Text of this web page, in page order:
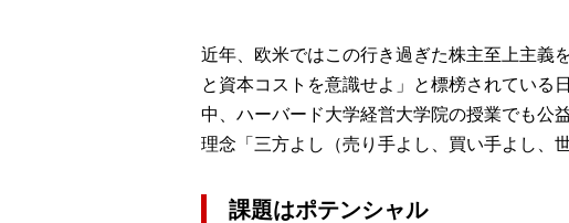
近年、欧米ではこの行き過ぎた株主至上主義
と資本コストを意識せよ」と標榜されている
中、ハーバード大学経営大学院の授業でも公
理念「三方よし（売り手よし、買い手よし、
課題はポテンシャル